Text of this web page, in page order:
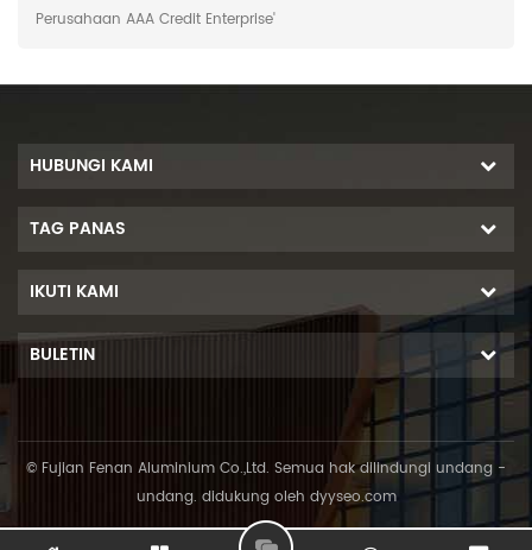
Perusahaan AAA Credit Enterprise'
HUBUNGI KAMI
TAG PANAS
IKUTI KAMI
BULETIN
© Fujian Fenan Aluminium Co.,Ltd. Semua hak dilindungi undang -
undang. didukung oleh dyyseo.com